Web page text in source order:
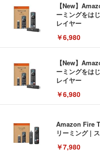
【New】
ーミングをは
レイヤー
￥6,980
【New】
ーミングをは
レイヤー
￥6,980
Amazon Fire
リーミング |
￥7,980